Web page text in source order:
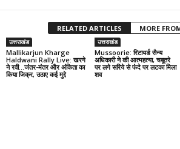
RELATED ARTICLES MORE
उत्तराखंड
Mallikarjun Kharge
Haldwani Rally Live: खरगे
ने रवी…जंतर-मंतर और अंकिता का
किया जिक्र, उठाए कई मुद्दे
उत्तराखंड
Mussoorie: रिटायर्ड सैन्य
अधिकारी ने की आत्महत्या, चबूतरे
पर लगे सरिये से फंदे पर लटका मिला
शव